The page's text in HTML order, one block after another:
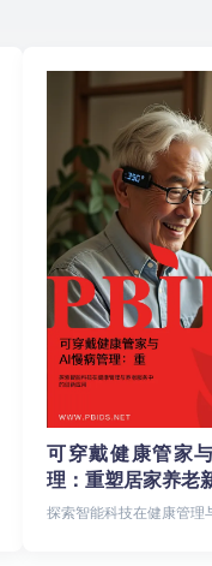
可穿戴健康管家
理：重塑居家养老
探索智能科技在健康管理
的创新应用